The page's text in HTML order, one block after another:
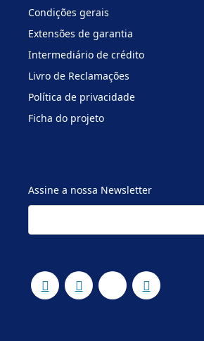
Condições gerais
Extensões de garantia
Intermediário de crédito
Livro de Reclamações
Política de privacidade
Ficha do projeto
Assine a nossa Newsletter